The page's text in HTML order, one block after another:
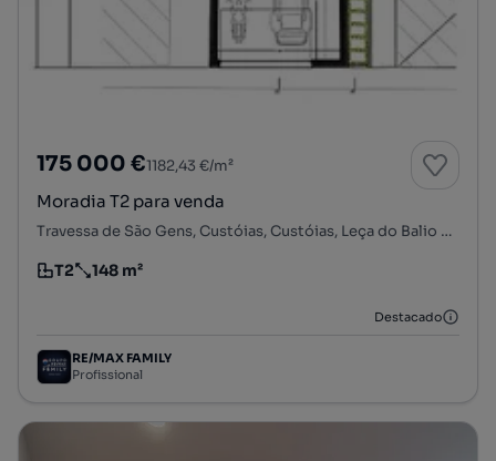
175 000 €1182,43 €/m²
Moradia T2 para venda
Travessa de São Gens, Custóias, Custóias, Leça do Balio e Guifões, Matosinhos, Porto
Tipologia
T2
Preço por metro quadrado
148 m²
Destacado
RE/MAX FAMILY
Profissional